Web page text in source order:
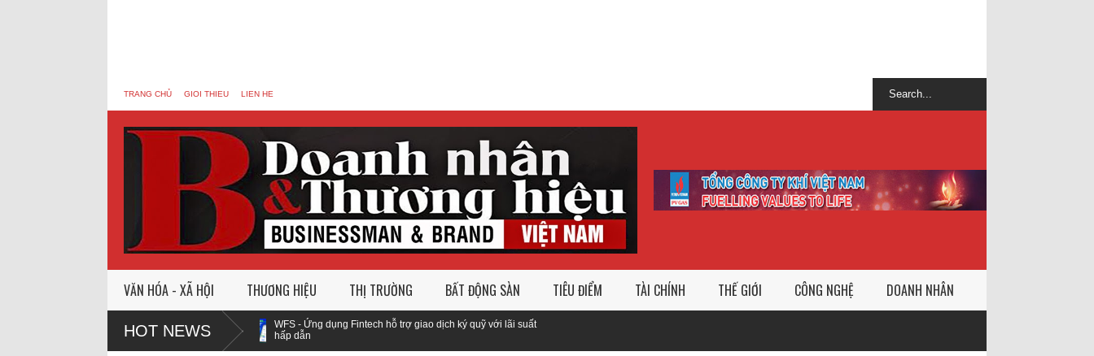
TRANG CHỦ GIOI THIEU LIEN HE
VĂN HÓA - XÃ HỘI THƯƠNG HIỆU THỊ TRƯỜNG BẤT ĐỘNG SÀN TIÊU ĐIỂM TÀI CHÍNH THẾ GIỚI CÔNG NGHỆ DOANH NHÂN
HOT NEWS
hơn 1.000 học sinh khó khăn
WFS - Ứng dụng Fintech hỗ trợ giao dịch ký quỹ với lãi suất
hấp dẫn